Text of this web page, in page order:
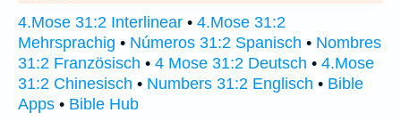
4.Mose 31:2 Interlinear • 4.Mose 31:2
Mehrsprachig • Números 31:2 Spanisch • Nombres
31:2 Französisch • 4 Mose 31:2 Deutsch • 4.Mose
31:2 Chinesisch • Numbers 31:2 Englisch • Bible
Apps • Bible Hub